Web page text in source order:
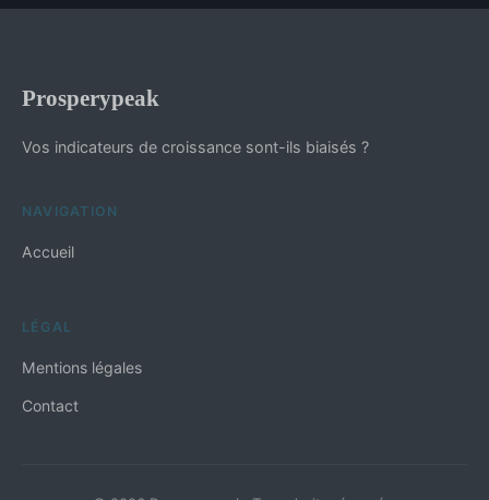
Prosperypeak
Vos indicateurs de croissance sont-ils biaisés ?
NAVIGATION
Accueil
LÉGAL
Mentions légales
Contact